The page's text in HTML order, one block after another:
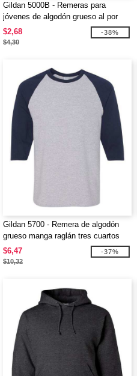
Gildan 5000B - Remeras para
jóvenes de algodón grueso al por
mayor
$2,68
$4,30
-38%
Gildan 5700 - Remera de algodón
grueso manga raglán tres cuartos
$6,47
$10,32
-37%